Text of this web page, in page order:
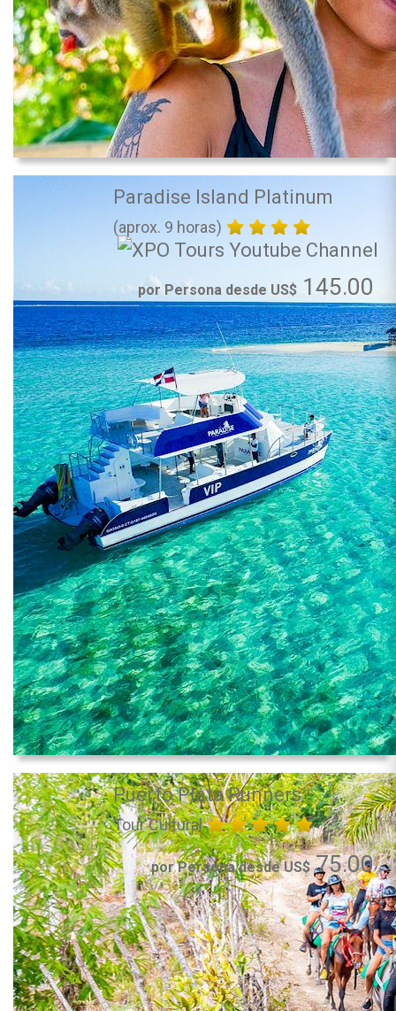
Paradise Island Platinum
(aprox. 9 horas)
por Persona desde US$ 145.00
Puerto Plata Runners
Tour Cultural
por Persona desde US$75.00